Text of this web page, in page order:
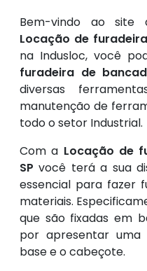
Bem-vindo ao site
Locação de
na Indusloc, você
furadeira de
diversas
manutenção de
todo o setor Industrial.
Com a Locação de
SP você terá a sua
essencial para fazer
materiais.
que são fixadas em
por apresentar
base e o cabeçote.